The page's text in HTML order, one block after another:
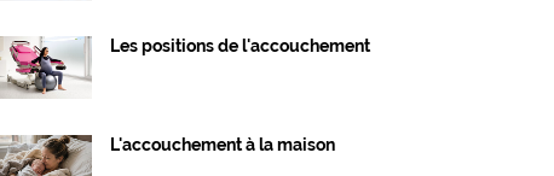
Les positions de l'accouchement
L'accouchement à la maison